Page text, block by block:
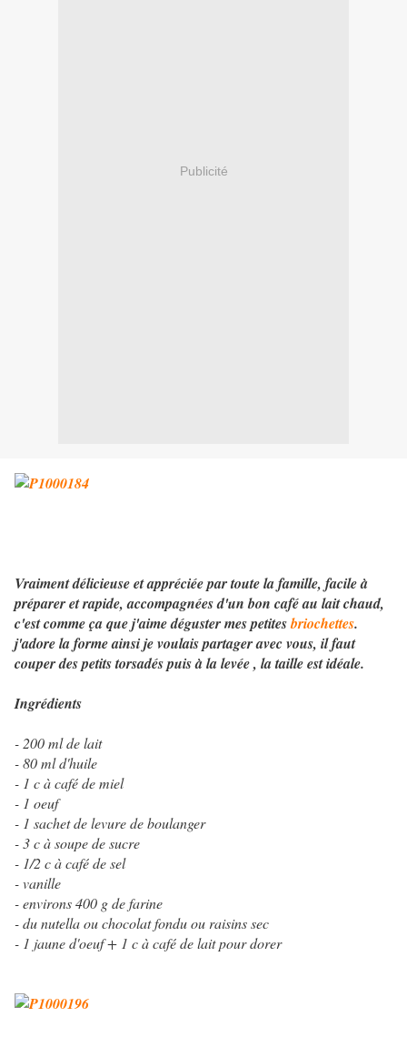
Publicité
Vraiment délicieuse et appréciée par toute la famille, facile à
préparer et rapide, accompagnées d'un bon café au lait chaud,
c'est comme ça que j'aime déguster mes petitesbriochettes.
j'adore la forme ainsi je voulais partager avec vous, il faut
couper des petits torsadés puis à la levée , la taille est idéale.
Ingrédients
- 200 ml de lait
- 80 ml d'huile
- 1 c à café de miel
- 1 oeuf
- 1 sachet de levure de boulanger
- 3 c à soupe de sucre
- 1/2 c à café de sel
- vanille
- environs 400 g de farine
- du nutella ou chocolat fondu ou raisins sec
- 1 jaune d'oeuf + 1 c à café de lait pour dorer